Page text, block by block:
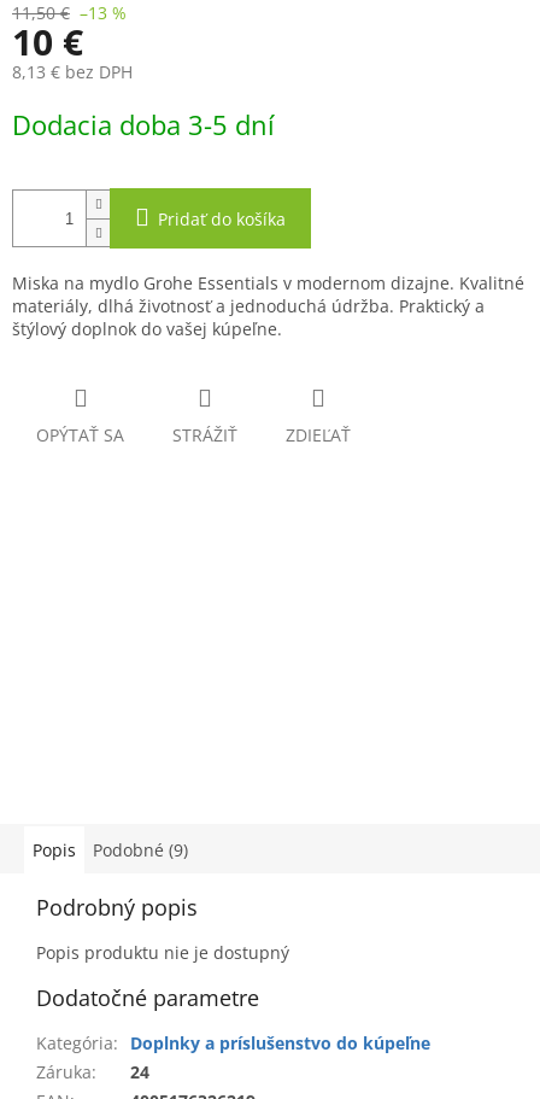
11,50 € –13 %
10 €
8,13 € bez DPH
cena:
Dodacia doba 3-5 dní
Pridať do košíka
Miska na mydlo Grohe Essentials v modernom dizajne. Kvalitné
materiály, dlhá životnosť a jednoduchá údržba. Praktický a
štýlový doplnok do vašej kúpeľne.
OPÝTAŤ SA STRÁŽIŤ ZDIEĽAŤ
Popis Podobné (9)
Podrobný popis
Popis produktu nie je dostupný
Dodatočné parametre
Kategória:
Doplnky a príslušenstvo do kúpeľne
Záruka:
24